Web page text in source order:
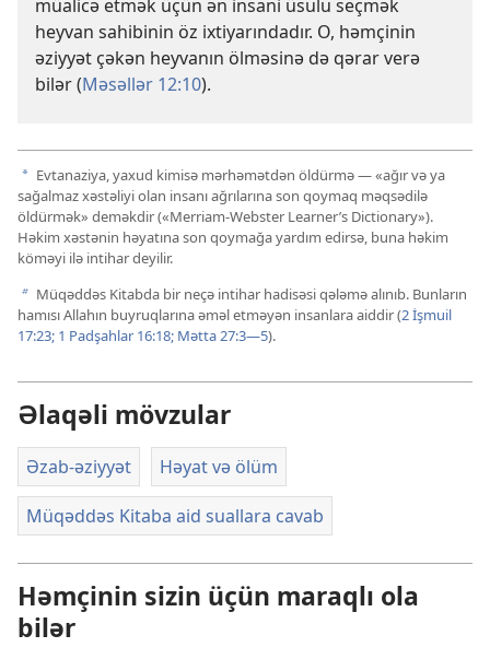
müalicə etmək üçün ən insani üsulu seçmək
heyvan sahibinin öz ixtiyarındadır. O, həmçinin
əziyyət çəkən heyvanın ölməsinə də qərar verə
bilər (Məsəllər 12:10).
a Evtanaziya, yaxud kimisə mərhəmətdən öldürmə — «ağır və ya
sağalmaz xəstəliyi olan insanı ağrılarına son qoymaq məqsədilə
öldürmək» deməkdir («Merriam-Webster Learner’s Dictionary»).
Həkim xəstənin həyatına son qoymağa yardım edirsə, buna həkim
köməyi ilə intihar deyilir.
b Müqəddəs Kitabda bir neçə intihar hadisəsi qələmə alınıb. Bunların
hamısı Allahın buyruqlarına əməl etməyən insanlara aiddir (2 İşmuil
17:23; 1 Padşahlar 16:18; Mətta 27:3—5).
Əlaqəli mövzular
Əzab-əziyyət Həyat və ölüm
Müqəddəs Kitaba aid suallara cavab
Həmçinin sizin üçün maraqlı ola
bilər